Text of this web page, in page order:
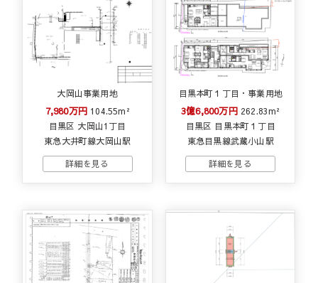
大岡山事業用地
7,980万円 104.55m²
目黒区 大岡山1丁目
東急大井町線大岡山駅
目黒本町１丁目・事業用地
3億6,800万円 262.83m²
目黒区 目黒本町１丁目
東急目黒線武蔵小山駅